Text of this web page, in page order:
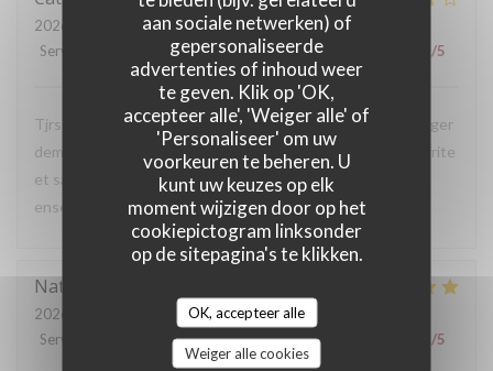
aan sociale netwerken) of
gepersonaliseerde
advertenties of inhoud weer
te geven. Klik op 'OK,
accepteer alle', 'Weiger alle' of
'Personaliseer' om uw
voorkeuren te beheren. U
kunt uw keuzes op elk
moment wijzigen door op het
cookiepictogram linksonder
op de sitepagina's te klikken.
OK, accepteer alle
Weiger alle cookies
2026-07-24
- 19:00 - Gasten 3
Service
Atmosfeer:5/5 Keuken:4/5 Kwaliteit / Prijs /5
Tjrs aussi bon. Gondue savoyarde au cèpe excellente. Burger
demandé a point refais car viande pas assez cuite. Bonne frite
et salade. Dommage que l'on a attendu pour manger
ensemble Bon dessert
Natalia
2026-07-25
- 12:15 - Gasten 4
Service
Atmosfeer:4/5 Keuken:5/5 Kwaliteit / Prijs /5